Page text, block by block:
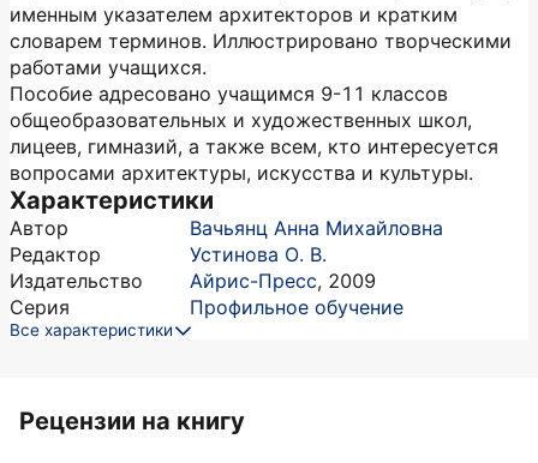
именным указателем архитекторов и кратким
словарем терминов. Иллюстрировано творческими
работами учащихся.
Пособие адресовано учащимся 9-11 классов
общеобразовательных и художественных школ,
лицеев, гимназий, а также всем, кто интересуется
вопросами архитектуры, искусства и культуры.
Характеристики
Автор
Вачьянц Анна Михайловна
Редактор
Устинова О. В.
Издательство
Айрис-Пресс, 2009
Серия
Профильное обучение
Все характеристики
Рецензии на книгу